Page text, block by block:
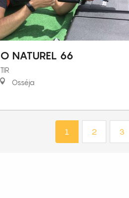
O NATUREL 66
TIR
Osséja
1 2 3